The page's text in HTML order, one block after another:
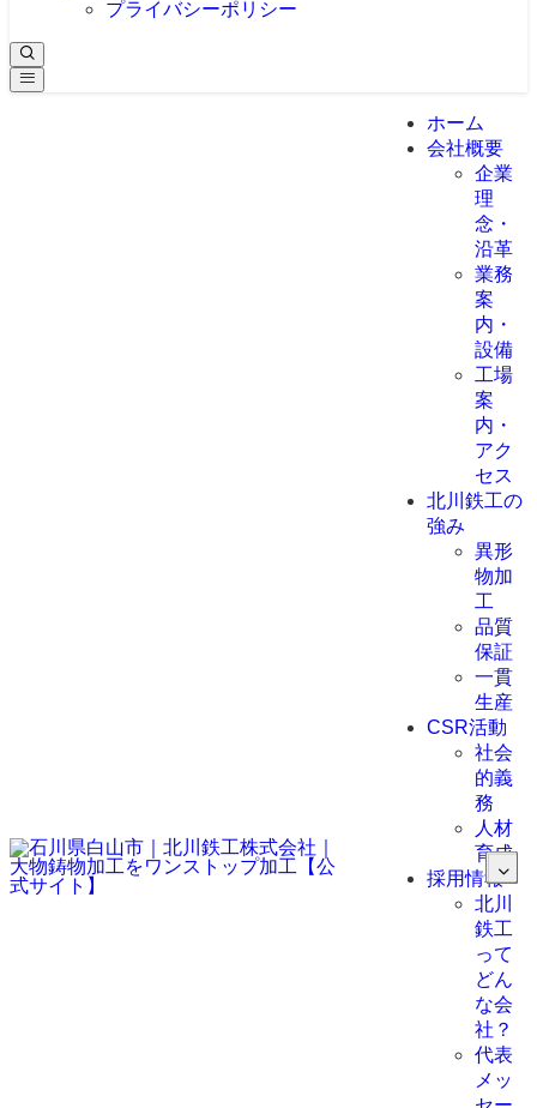
プライバシーポリシー
ホーム
会社概要
企業
理
念・
沿革
業務
案
内・
設備
工場
案
内・
アク
セス
北川鉄工の
強み
異形
物加
工
品質
保証
一貫
生産
CSR活動
社会
的義
務
人材
育成
採用情報
北川
鉄工
って
どん
な会
社？
代表
メッ